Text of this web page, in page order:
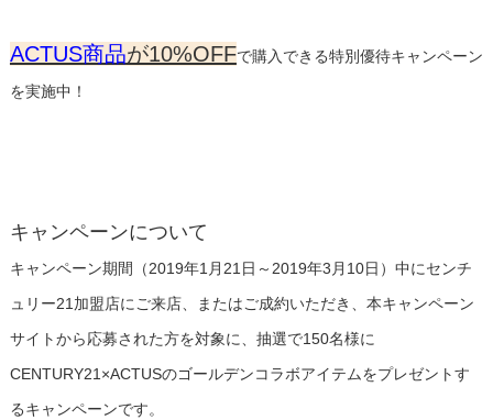
ACTUS商品が10%OFFで購入できる特別優待キャンペーン
を実施中！
キャンペーンについて
キャンペーン期間（2019年1月21日～2019年3月10日）中にセンチ
ュリー21加盟店にご来店、またはご成約いただき、本キャンペーン
サイトから応募された方を対象に、抽選で150名様に
CENTURY21×ACTUSのゴールデンコラボアイテムをプレゼントす
るキャンペーンです。